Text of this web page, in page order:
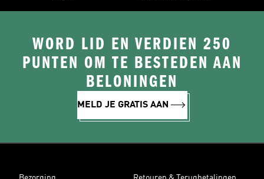
WORD LID EN VERDIEN 250
PUNTEN OM TE BESTEDEN AAN
BELONINGEN
MELD JE GRATIS AAN